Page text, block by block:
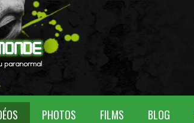
PHOTOS FILMS BLOG